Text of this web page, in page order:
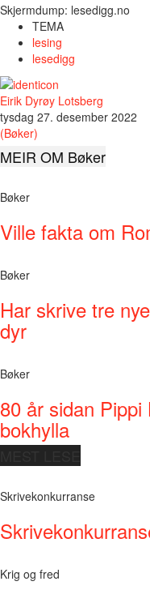
Skjermdump: lesedigg.no
TEMA
lesing
lesedigg
Eirik Dyrøy Lotsberg
tysdag 27. desember 2022
(Bøker)
MEIR OM Bøker
Bøker
Ville fakta om
Bøker
Har skrive tre
dyr
Bøker
80 år sidan
bokhylla
Skrivekonkurranse
Krig og fred